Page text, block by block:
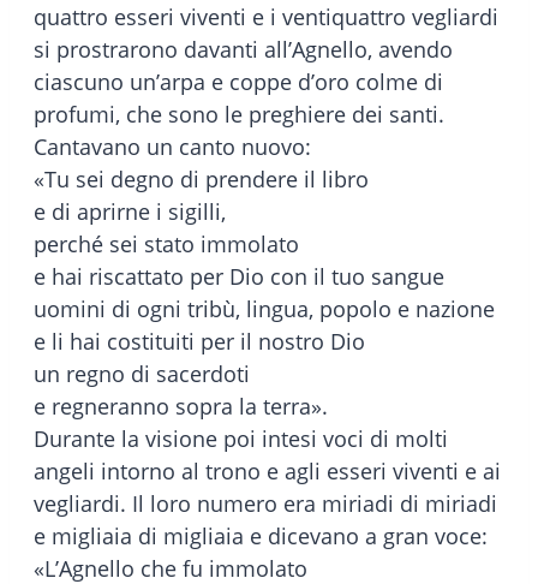
quattro esseri viventi e i ventiquattro vegliardi
si prostrarono davanti all’Agnello, avendo
ciascuno un’arpa e coppe d’oro colme di
profumi, che sono le preghiere dei santi.
Cantavano un canto nuovo:
«Tu sei degno di prendere il libro
e di aprirne i sigilli,
perché sei stato immolato
e hai riscattato per Dio con il tuo sangue
uomini di ogni tribù, lingua, popolo e nazione
e li hai costituiti per il nostro Dio
un regno di sacerdoti
e regneranno sopra la terra».
Durante la visione poi intesi voci di molti
angeli intorno al trono e agli esseri viventi e ai
vegliardi. Il loro numero era miriadi di miriadi
e migliaia di migliaia e dicevano a gran voce:
«L’Agnello che fu immolato